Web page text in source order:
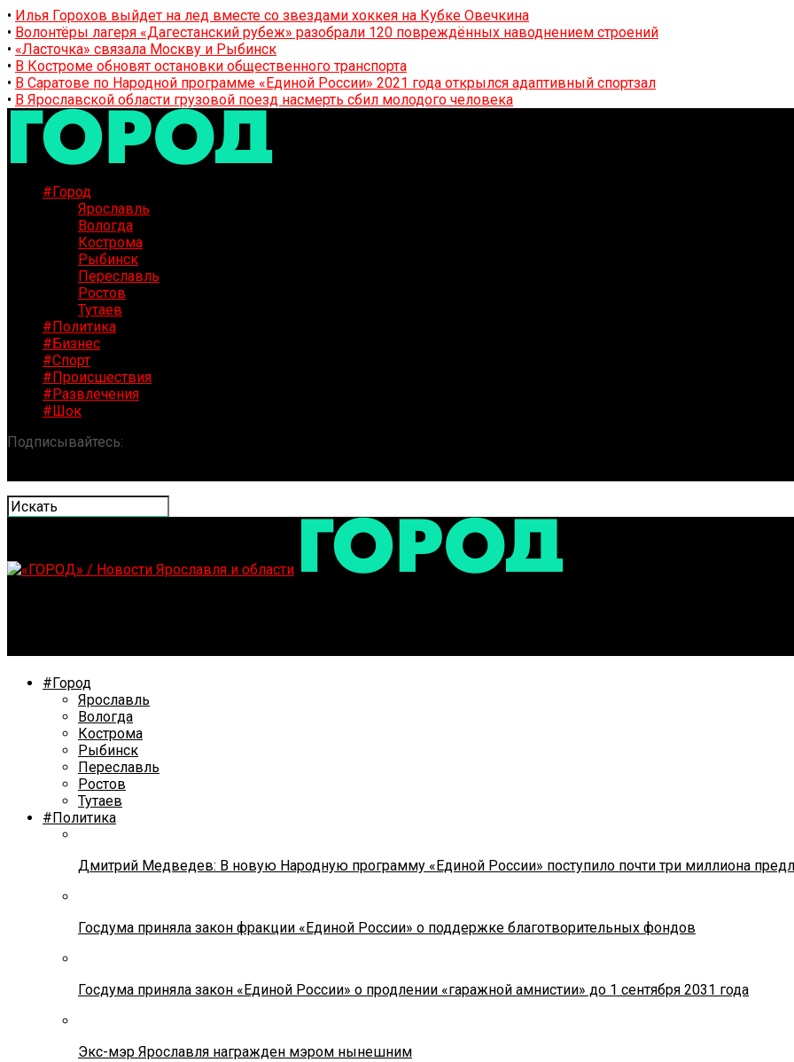
• Илья Горохов выйдет на лед вместе со звездами хоккея на Кубке Овечкина
• Волонтёры лагеря «Дагестанский рубеж» разобрали 120 повреждённых наводнением строений
• «Ласточка» связала Москву и Рыбинск
• В Костроме обновят остановки общественного транспорта
• В Саратове по Народной программе «Единой России» 2021 года открылся адаптивный спортзал
• В Ярославской области грузовой поезд насмерть сбил молодого человека
#Город
Ярославль
Вологда
Кострома
Рыбинск
Переславль
Ростов
Тутаев
#Политика
#Бизнес
#Спорт
#Происшествия
#Развлечения
#Шок
Подписывайтесь:
#Город
Ярославль
Вологда
Кострома
Рыбинск
Переславль
Ростов
Тутаев
#Политика
Дмитрий Медведев: В новую Народную программу «Единой России» поступило почти три миллиона
Госдума приняла закон фракции «Единой России» о поддержке благотворительных фондов
Госдума приняла закон «Единой России» о продлении «гаражной амнистии» до 1 сентября 2031 года
Экс-мэр Ярославля награжден мэром нынешним